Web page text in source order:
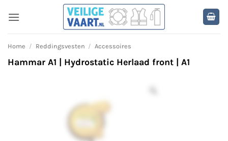
naar
inhoud
Home / Reddingsvesten / Accessoires
Hammar A1 | Hydrostatic Herlaad front | A1